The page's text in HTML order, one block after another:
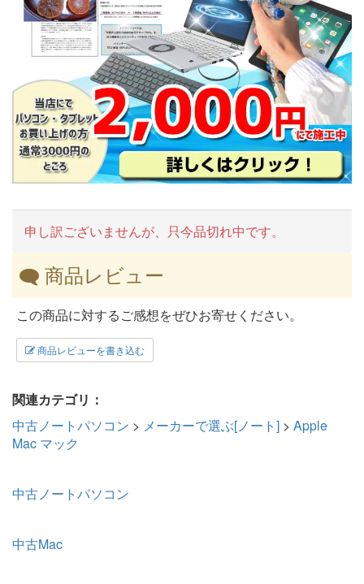
申し訳ございませんが、只今品切れ中です。
商品レビュー
この商品に対するご感想をぜひお寄せください。
商品レビューを書き込む
関連カテゴリ：
中古ノートパソコン > メーカーで選ぶ[ノート] > Apple
Mac マック
中古ノートパソコン
中古Mac